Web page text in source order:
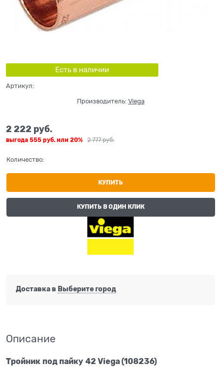
Есть в наличии
Артикул:
Производитель: Viega
2 777 руб.
2 222 руб.
выгода 555 руб. или 20%
Количество:
КУПИТЬ
КУПИТЬ В ОДИН КЛИК
Доставка в Выберите город
Описание
Тройник под пайку 42 Viega (108236)